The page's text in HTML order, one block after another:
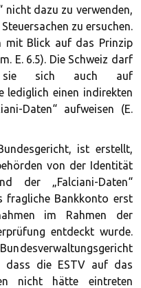
nicht dazu zu verwenden,
zu ersuchen.
mit Blick auf das Prinzip
E. 6.5). Die Schweiz darf
sie sich auch auf
lediglich einen indirekten
Daten“ aufweisen (E.
ist erstellt,
von der Identität
der „Falciani-Daten“
fragliche Bankkonto erst
im Rahmen der
entdeckt wurde.
dass die ESTV auf das
nicht hätte eintreten